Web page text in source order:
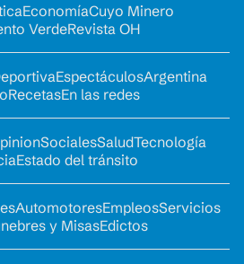
EconomíaCuyo Minero
VerdeRevista OH
EspectáculosArgentina
RecetasEn las redes
SocialesSaludTecnología
Estado del tránsito
AutomotoresEmpleosServicios
y MisasEdictos